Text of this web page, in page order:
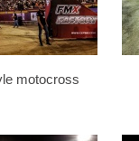
motocross